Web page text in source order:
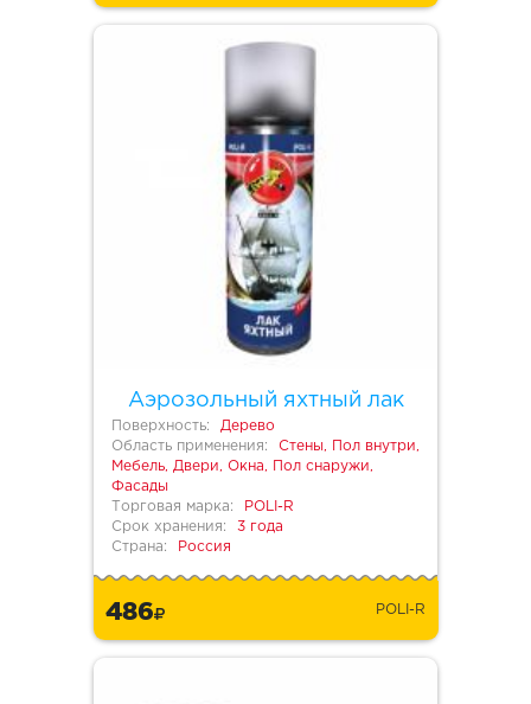
Аэрозольный яхтный лак
Поверхность:
Дерево
Область применения:
Стены, Пол внутри,
Мебель, Двери, Окна, Пол снаружи,
Фасады
Торговая марка:
POLI-R
Срок хранения:
3 года
Страна:
Россия
486 POLI-R